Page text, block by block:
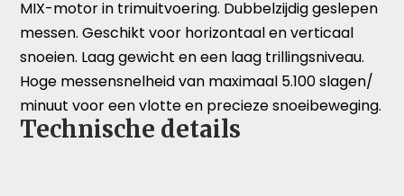
MIX-motor in trimuitvoering. Dubbelzijdig geslepen
messen. Geschikt voor horizontaal en verticaal
snoeien. Laag gewicht en een laag trillingsniveau.
Hoge messensnelheid van maximaal 5.100 slagen/
minuut voor een vlotte en precieze snoeibeweging.
Technische details